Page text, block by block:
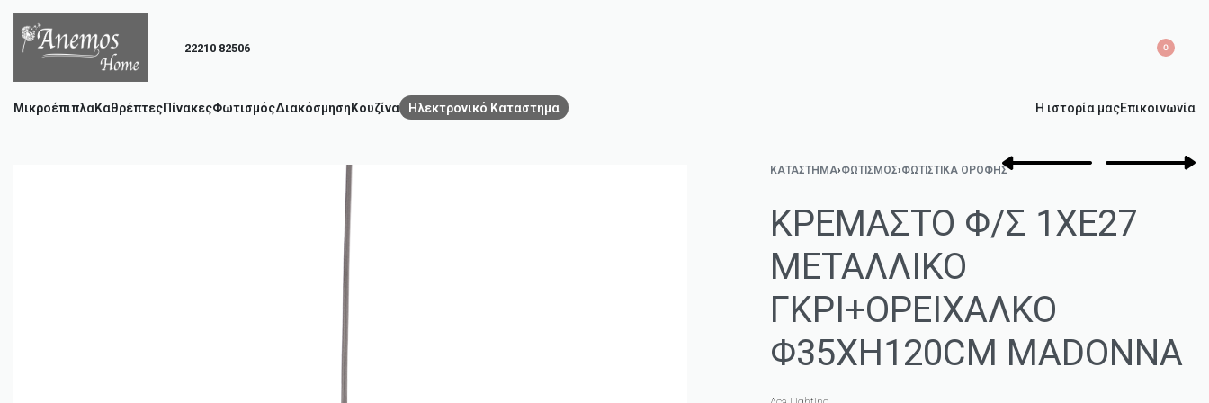
22210 82506 0
ΜικροέπιπλαΚαθρέπτεςΠίνακεςΦωτισμόςΔιακόσμησηΚουζίνα Ηλεκτρονικό Καταστημα Η ιστορία μαςΕπικοινωνία
ΚΑΤΑΣΤΗΜΑ›ΦΩΤΙΣΜΌΣ›ΦΩΤΙΣΤΙΚΆ ΟΡΟΦΉΣ
ΚΡΕΜΑΣΤΟ Φ/Σ 1ΧΕ27
ΜΕΤΑΛΛΙΚΟ
ΓΚΡΙ+ΟΡΕΙΧΑΛΚΟ
Φ35ΧΗ120CM MADONNA